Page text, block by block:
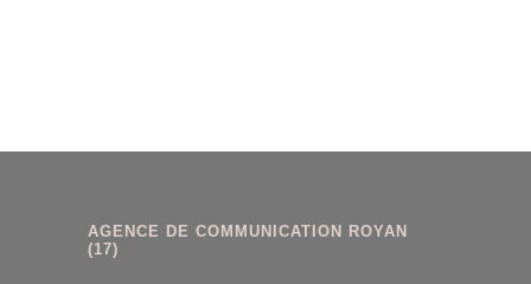
AGENCE DE COMMUNICATION ROYAN
(17)